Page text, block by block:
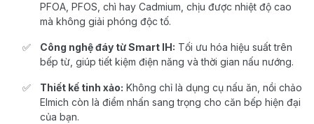
PFOA, PFOS, chì hay Cadmium, chịu được nhiệt độ cao
mà không giải phóng độc tố.
Công nghệ đáy từ Smart IH: Tối ưu hóa hiệu suất trên
bếp từ, giúp tiết kiệm điện năng và thời gian nấu nướng.
Thiết kế tinh xảo: Không chỉ là dụng cụ nấu ăn, nồi chảo
Elmich còn là điểm nhấn sang trọng cho căn bếp hiện đại
của bạn.